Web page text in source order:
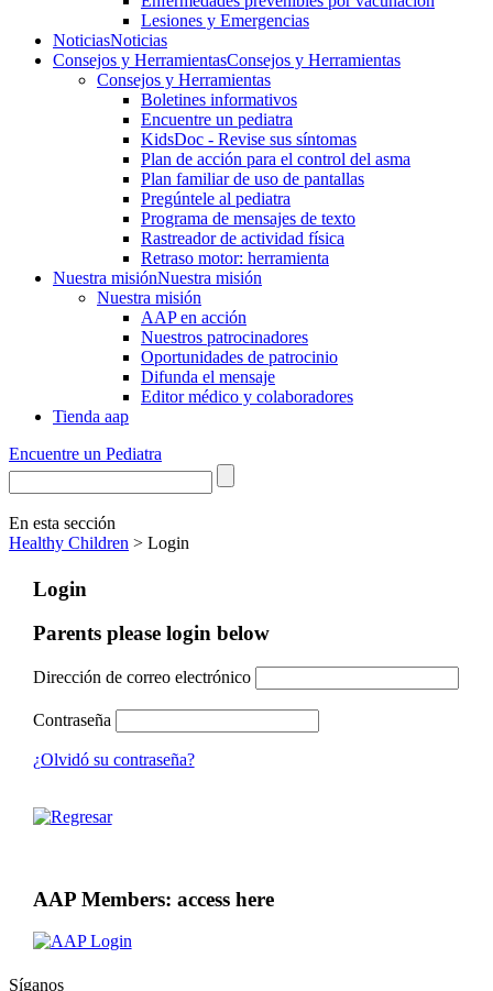
Lesiones y Emergencias
NoticiasNoticias
Consejos y HerramientasConsejos y Herramientas
Consejos y Herramientas
Boletines informativos
Encuentre un pediatra
KidsDoc - Revise sus síntomas
Plan de acción para el control del asma
Plan familiar de uso de pantallas
Pregúntele al pediatra
Programa de mensajes de texto
Rastre​​ador de activida​d física
Retraso motor: herramienta
Nuestra misiónNuestra misión
Nuestra misión
AAP en acción
Nuestros patrocinadores
Oportunidades de patrocinio
Difunda el mensaje
Editor médico y colaboradores
Tienda aap
Encuentre un Pediatra
En esta sección
Healthy Children > Login
Login
Parents please login below
Dirección de correo electrónico
Contraseña
¿Olvidó su contraseña?
AAP Members: access here
Síganos